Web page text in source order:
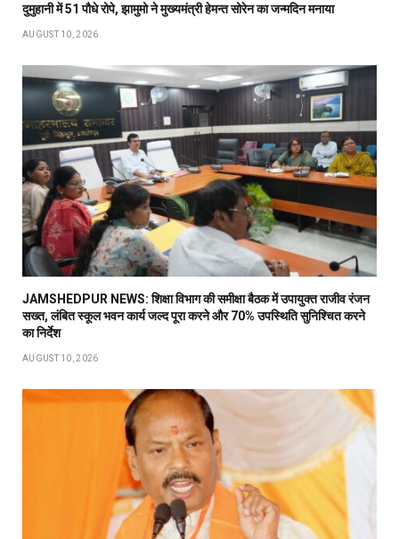
दुमुहानी में 51 पौधे रोपे, झामुमो ने मुख्यमंत्री हेमन्त सोरेन का जन्मदिन मनाया
AUGUST 10, 2026
JAMSHEDPUR NEWS: शिक्षा विभाग की समीक्षा बैठक में उपायुक्त राजीव रंजन
सख्त, लंबित स्कूल भवन कार्य जल्द पूरा करने और 70% उपस्थिति सुनिश्चित करने
का निर्देश
AUGUST 10, 2026